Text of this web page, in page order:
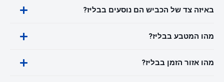
באיזה צד של הכביש הם נוסעים בבליז?
מהו המטבע בבליז?
מהו אזור הזמן בבליז?